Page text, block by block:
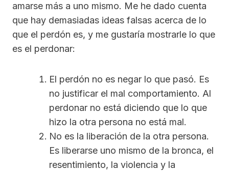
amarse más a uno mismo. Me he dado cuenta
que hay demasiadas ideas falsas acerca de lo
que el perdón es, y me gustaría mostrarle lo que
es el perdonar:
El perdón no es negar lo que pasó. Es
no justificar el mal comportamiento. Al
perdonar no está diciendo que lo que
hizo la otra persona no está mal.
No es la liberación de la otra persona.
Es liberarse uno mismo de la bronca, el
resentimiento, la violencia y la